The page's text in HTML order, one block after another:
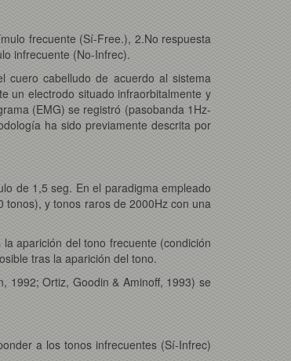
frecuente (Sí-Free.), 2.No respuesta
infrecuente (No-Infrec).
cuero cabelludo de acuerdo al sistema
un electrodo situado infraorbitalmente y
(EMG) se registró (pasobanda 1Hz-
ha sido previamente descrita por
de 1,5 seg. En el paradigma empleado
y tonos raros de 2000Hz con una
aparición del tono frecuente (condición
tras la aparición del tono.
1992; Ortiz, Goodin & Aminoff, 1993) se
a los tonos infrecuentes (Sí-Infrec)